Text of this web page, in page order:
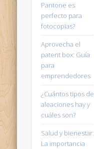
Pantone es
perfecto para
fotocopias?
Aprovecha el
patent box: Guía
para
emprendedores
¿Cuántos tipos de
aleaciones hay y
cuáles son?
Salud y bienestar:
La importancia